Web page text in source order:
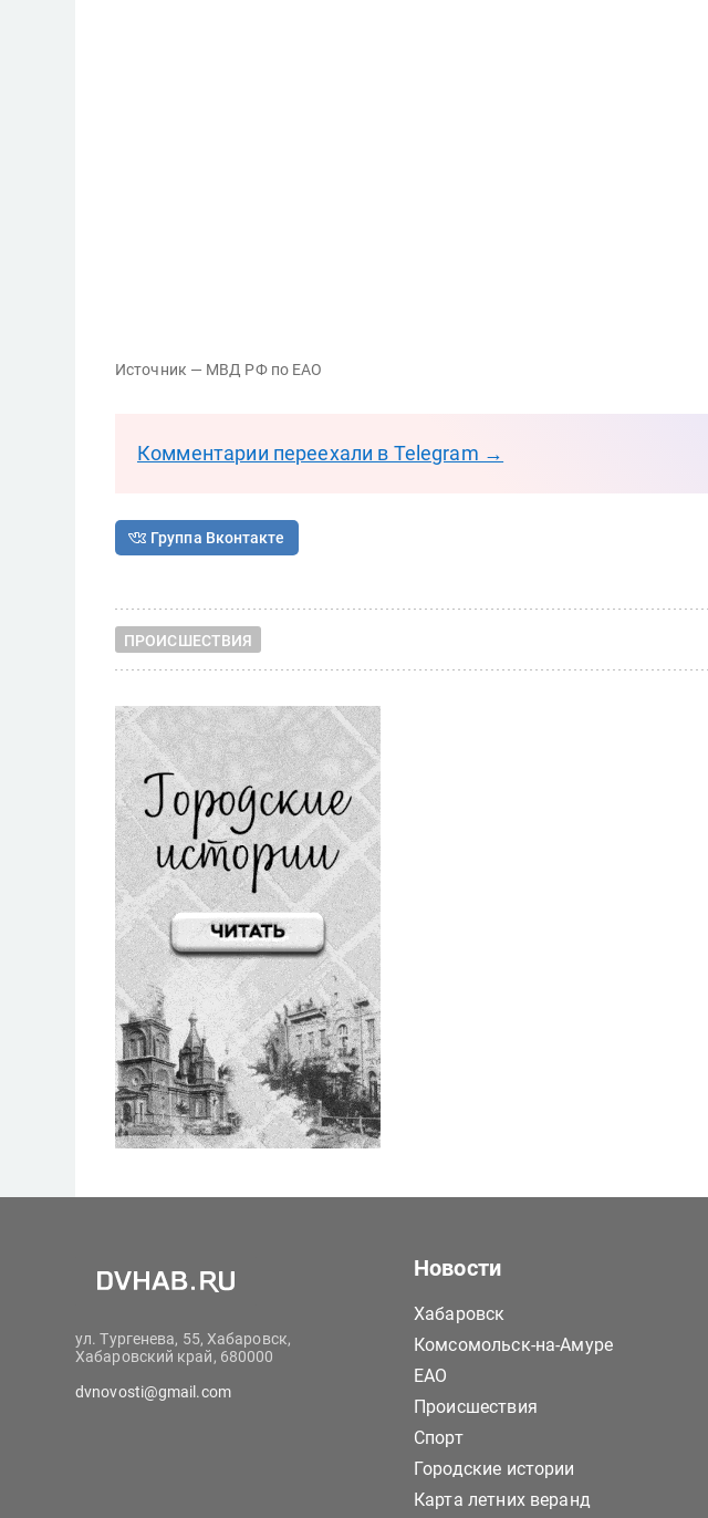
Источник — МВД РФ по ЕАО
Комментарии переехали в Telegram →
Группа Вконтакте
ПРОИСШЕСТВИЯ
ул. Тургенева, 55, Хабаровск,
Хабаровский край, 680000
dvnovosti@gmail.com
Новости
Хабаровск
Комсомольск-на-Амуре
ЕАО
Происшествия
Спорт
Городские истории
Карта летних веранд